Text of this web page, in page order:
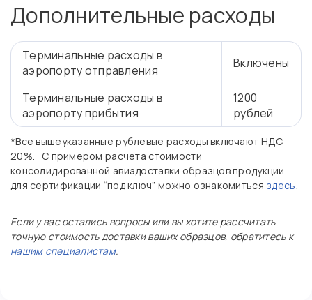
Дополнительные расходы
Терминальные расходы в
аэропорту отправления
Включены
Терминальные расходы в
аэропорту прибытия
1200
рублей
*Все вышеуказанные рублевые расходы включают НДС
20%. С примером расчета стоимости
консолидированной авиадоставки образцов продукции
для сертификации “под ключ” можно ознакомиться здесь.
Если у вас остались вопросы или вы хотите рассчитать
точную стоимость доставки ваших образцов, обратитесь к
нашим специалистам.